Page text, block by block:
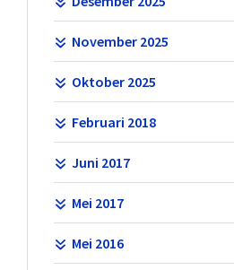
November 2025
Oktober 2025
Februari 2018
Juni 2017
Mei 2017
Mei 2016